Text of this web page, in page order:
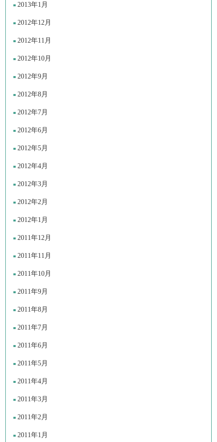
2013年1月
2012年12月
2012年11月
2012年10月
2012年9月
2012年8月
2012年7月
2012年6月
2012年5月
2012年4月
2012年3月
2012年2月
2012年1月
2011年12月
2011年11月
2011年10月
2011年9月
2011年8月
2011年7月
2011年6月
2011年5月
2011年4月
2011年3月
2011年2月
2011年1月